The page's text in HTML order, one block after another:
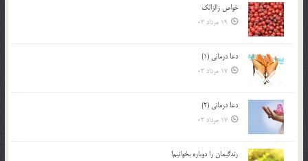
خواص زالزالک
19 مرداد 03
دعا درمانی (1)
17 مرداد 03
دعا درمانی (2)
17 مرداد 03
زندگيمان را دوباره بخوانيم!